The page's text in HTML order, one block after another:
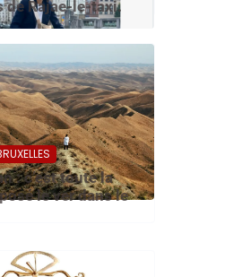
de Rajae-le-taxi.
: c’est toute la
le ver dans le